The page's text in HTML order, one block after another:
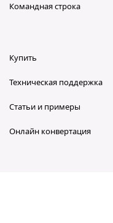
Командная строка
Купить
Техническая поддержка
Статьи и примеры
Онлайн конвертация